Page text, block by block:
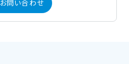
お問い合わせ